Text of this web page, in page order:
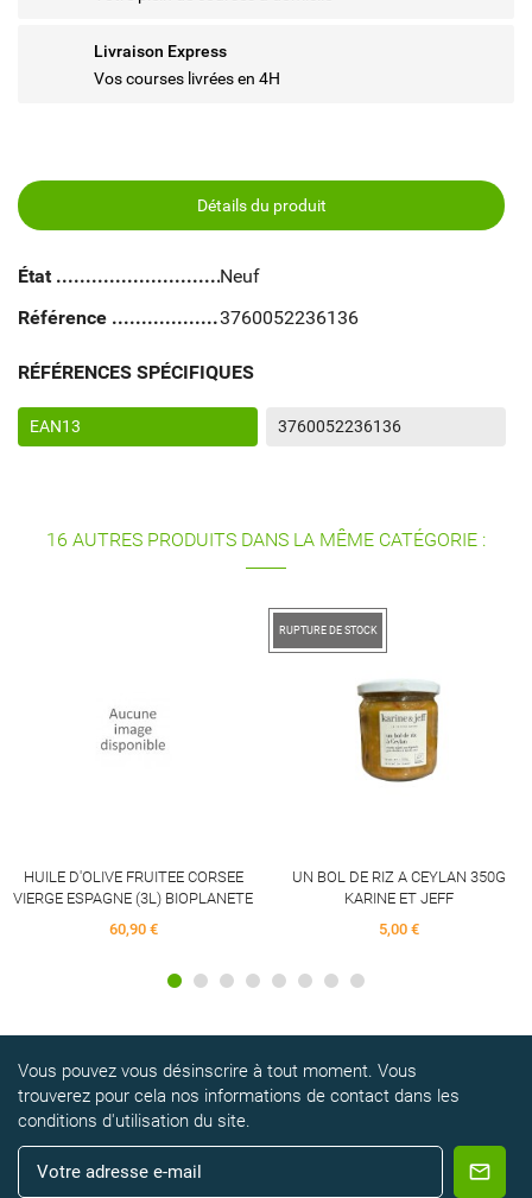
Livraison Express
Vos courses livrées en 4H
Détails du produit
État
Neuf
Référence
3760052236136
RÉFÉRENCES SPÉCIFIQUES
EAN13 3760052236136
16 AUTRES PRODUITS DANS LA MÊME CATÉGORIE :
HUILE D'OLIVE FRUITEE CORSEE
VIERGE ESPAGNE (3L) BIOPLANETE
60,90 €
RUPTURE DE STOCK
UN BOL DE RIZ A CEYLAN 350G
KARINE ET JEFF
5,00 €
Vous pouvez vous désinscrire à tout moment. Vous
trouverez pour cela nos informations de contact dans les
conditions d'utilisation du site.